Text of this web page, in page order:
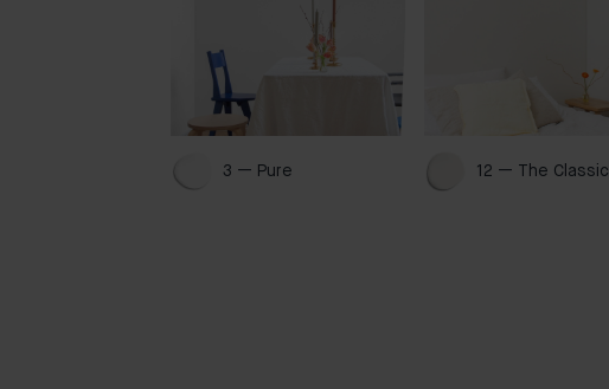
3 — Pure 12 — The Classic